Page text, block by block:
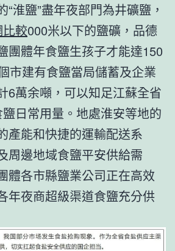
淮鹽”盡年夜部門為井礦鹽，
較000米以下的鹽礦，品德
團體年食鹽生孩子才能達150
市建有食鹽當局儲蓄及企業
6萬余噸，可以知足江蘇全省
日常用量。地處淮安等地的
產能和快捷的運輸配送系
周邊地域食鹽平安供給需
體各市縣鹽業公司正在高效
年夜商超級渠道食鹽充分供